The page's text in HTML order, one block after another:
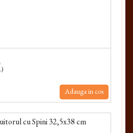
Adauga in cos
cu Spini 32,5x38 cm